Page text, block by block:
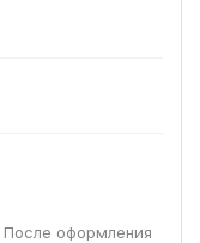
оформления